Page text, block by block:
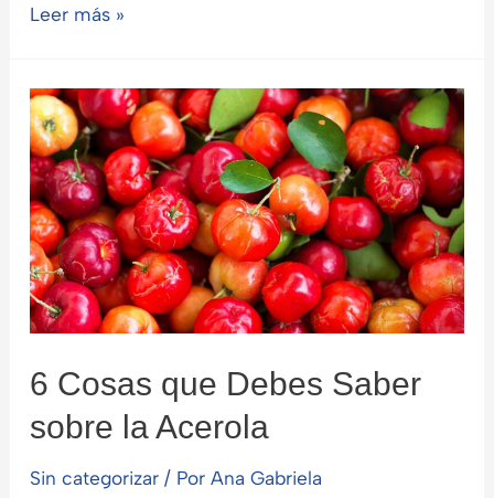
Beneficios
Productos
de
Belleza
Naturales
Leer más »
6 Cosas que Debes Saber
sobre la Acerola
Sin categorizar/ Por Ana Gabriela